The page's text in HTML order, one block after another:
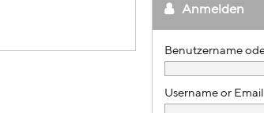
Anmelden
Username or Email